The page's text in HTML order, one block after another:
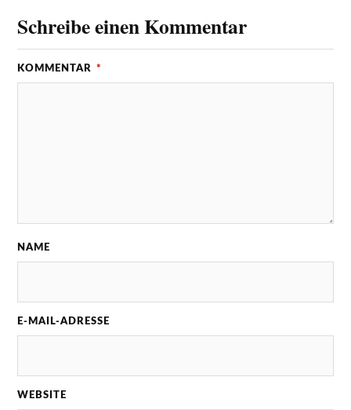
Schreibe einen Kommentar
KOMMENTAR *
NAME
E-MAIL-ADRESSE
WEBSITE